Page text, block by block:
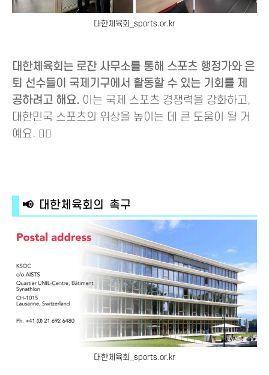
대한체육회_sports.or.kr
대한체육회는 로잔 사무소를 통해 스포츠 행정가와 은
퇴 선수들이 국제기구에서 활동할 수 있는 기회를 제
공하려고 해요. 이는 국제 스포츠 경쟁력을 강화하고,
대한민국 스포츠의 위상을 높이는 데 큰 도움이 될 거
예요. 🚴‍♀️
📢 대한체육회의 촉구
대한체육회_sports.or.kr